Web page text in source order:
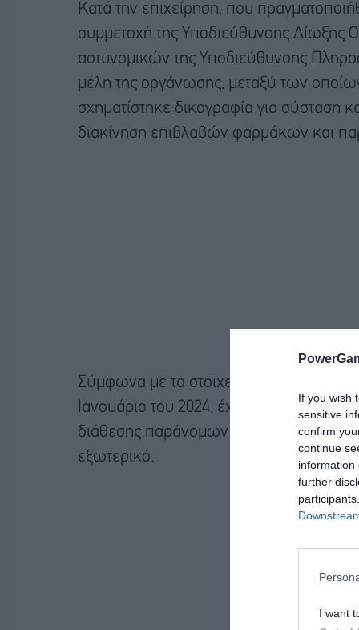
If you wish
sensitive
confirm
continue
information
further
I want
Κατά την επιχείρηση, που
συμμετοχή της Υποδιεύθυνσης Δίωξης
αστυνομικών της Υποδιεύθυνσης
μέλη της οργάνωσης, μεταξύ των
σχηματίστηκε δικογραφία για σύσταση
διακίνηση επιβλαβών φαρμάκων και
Σύμφωνα με τα στοιχεία της έρευνας, η
Ιανουάριο του 2024, έχοντας
διάθεσης παράνομων φαρμακευτικών
εξωτερικό.